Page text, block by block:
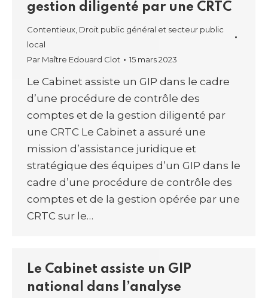
gestion diligenté par une CRTC
Contentieux Droit public général et secteur public
local
Par Maître Edouard Clot 15 mars 2023
Le Cabinet assiste un GIP dans le cadre
d’une procédure de contrôle des
comptes et de la gestion diligenté par
une CRTC Le Cabinet a assuré une
mission d’assistance juridique et
stratégique des équipes d’un GIP dans le
cadre d’une procédure de contrôle des
comptes et de la gestion opérée par une
CRTC sur le…
Le Cabinet assiste un GIP
national dans l’analyse